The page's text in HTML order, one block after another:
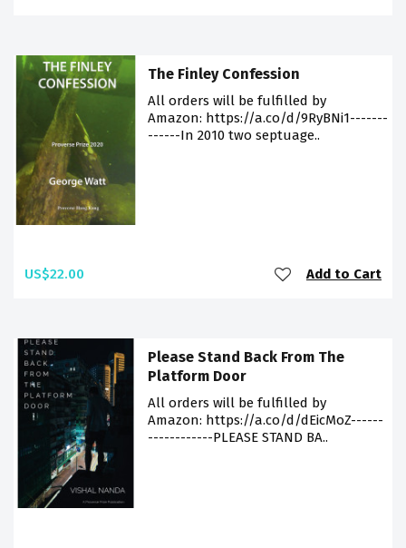
The Finley Confession
All orders will be fulfilled by
Amazon: https://a.co/d/9RyBNi1-------
------In 2010 two septuage..
US$22.00 Add to Cart
Please Stand Back From The
Platform Door
All orders will be fulfilled by
Amazon: https://a.co/d/dEicMoZ------
------------PLEASE STAND BA..